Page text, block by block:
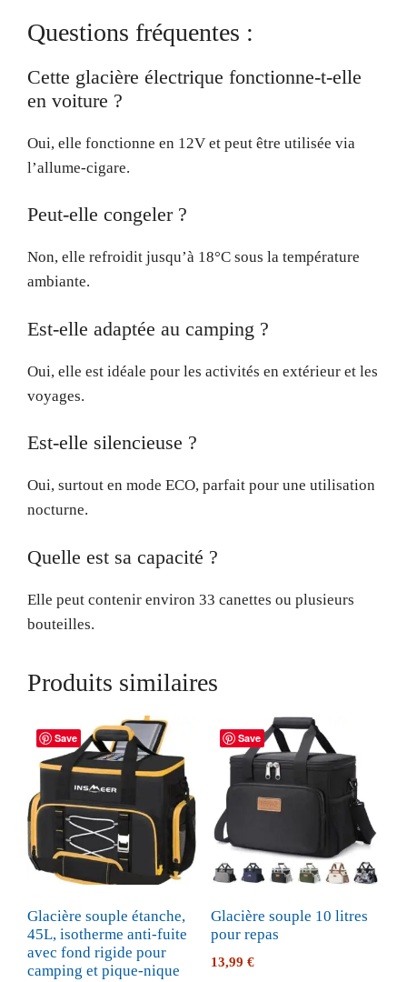
Questions fréquentes :
Cette glacière électrique fonctionne-t-elle
en voiture ?
Oui, elle fonctionne en 12V et peut être utilisée via
l’allume-cigare.
Peut-elle congeler ?
Non, elle refroidit jusqu’à 18°C sous la température
ambiante.
Est-elle adaptée au camping ?
Oui, elle est idéale pour les activités en extérieur et les
voyages.
Est-elle silencieuse ?
Oui, surtout en mode ECO, parfait pour une utilisation
nocturne.
Quelle est sa capacité ?
Elle peut contenir environ 33 canettes ou plusieurs
bouteilles.
Produits similaires
Save
Glacière souple étanche,
45L, isotherme anti-fuite
avec fond rigide pour
camping et pique-nique
Save
Glacière souple 10 litres
pour repas
13,99 €